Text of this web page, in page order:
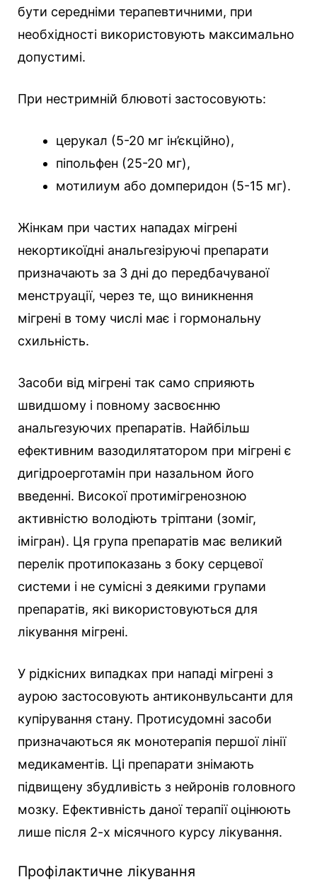
бути середніми терапевтичними, при
необхідності використовують максимально
допустимі.
При нестримній блювоті застосовують:
церукал (5-20 мг ін’єкційно),
піпольфен (25-20 мг),
мотилиум або домперидон (5-15 мг).
Жінкам при частих нападах мігрені
некортикоїдні анальгезіруючі препарати
призначають за 3 дні до передбачуваної
менструації, через те, що виникнення
мігрені в тому числі має і гормональну
схильність.
Засоби від мігрені так само сприяють
швидшому і повному засвоєнню
анальгезуючих препаратів. Найбільш
ефективним вазодилятатором при мігрені є
дигідроерготамін при назальном його
введенні. Високої протимігренозною
активністю володіють тріптани (зоміг,
імігран). Ця група препаратів має великий
перелік протипоказань з боку серцевої
системи і не сумісні з деякими групами
препаратів, які використовуються для
лікування мігрені.
У рідкісних випадках при нападі мігрені з
аурою застосовують антиконвульсанти для
купірування стану. Протисудомні засоби
призначаються як монотерапія першої лінії
медикаментів. Ці препарати знімають
підвищену збудливість з нейронів головного
мозку. Ефективність даної терапії оцінюють
лише після 2-х місячного курсу лікування.
Профілактичне лікування